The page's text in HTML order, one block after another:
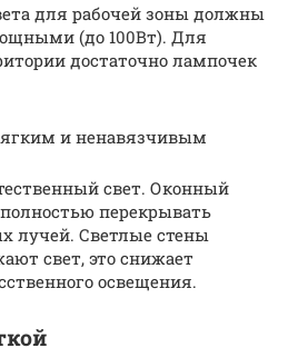
для рабочей зоны должны
(до 100Вт). Для
достаточно лампочек
и ненавязчивым
свет. Оконный
перекрывать
лучей. Светлые стены
свет, это снижает
освещения.